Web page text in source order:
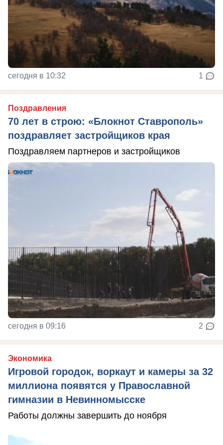
сегодня в 10:32 1
Поздравления
70 лет в строю: «Блокнот Ставрополь»
поздравляет застройщиков края
Поздравляем партнеров и застройщиков
сегодня в 09:16 2
Экономика
Игровой городок, воркаут и камеры за 32
миллиона появятся у Православной
гимназии в Невинномысске
Работы должны завершить до ноября